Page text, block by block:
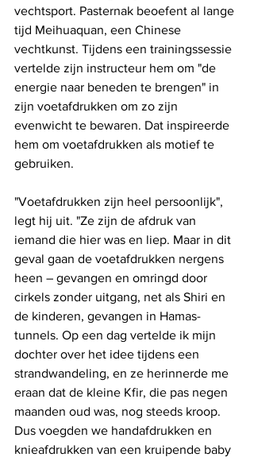
vechtsport. Pasternak beoefent al lange
tijd Meihuaquan, een Chinese
vechtkunst. Tijdens een trainingssessie
vertelde zijn instructeur hem om "de
energie naar beneden te brengen" in
zijn voetafdrukken om zo zijn
evenwicht te bewaren. Dat inspireerde
hem om voetafdrukken als motief te
gebruiken.
"Voetafdrukken zijn heel persoonlijk",
legt hij uit. "Ze zijn de afdruk van
iemand die hier was en liep. Maar in dit
geval gaan de voetafdrukken nergens
heen – gevangen en omringd door
cirkels zonder uitgang, net als Shiri en
de kinderen, gevangen in Hamas-
tunnels. Op een dag vertelde ik mijn
dochter over het idee tijdens een
strandwandeling, en ze herinnerde me
eraan dat de kleine Kfir, die pas negen
maanden oud was, nog steeds kroop.
Dus voegden we handafdrukken en
knieafdrukken van een kruipende baby